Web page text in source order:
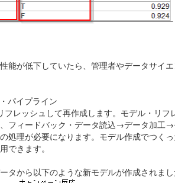
能が低下していたら、管理者やデータサイ
パイプライン
フレッシュして再作成します。モデル・リフ
フィードバック・データ読込→データ加工
理が必要になります。モデル作成でつく
できます。
タから以下のような新モデルが作成されま